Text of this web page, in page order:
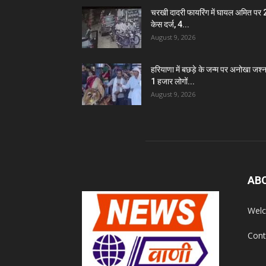
चरखी दादरी फायरिंग में घायल अमित पर
केस दर्ज, 4...
August 9, 2026
हरियाणा में बछड़े के जन्म पर अनोखा
1 हजार लोगों...
August 9, 2026